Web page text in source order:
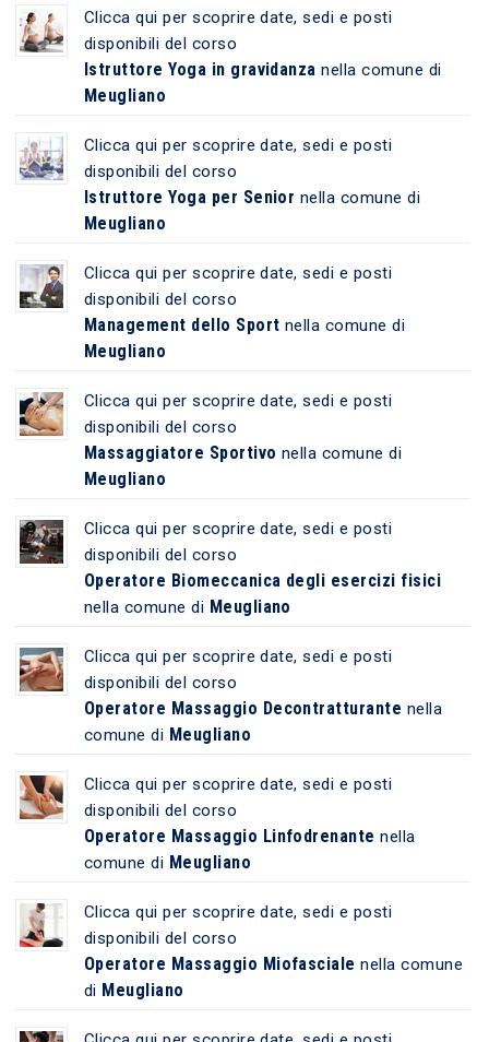
Clicca qui per scoprire date, sedi e posti
disponibili del corso
Istruttore Yoga in gravidanza nella comune di
Meugliano
Clicca qui per scoprire date, sedi e posti
disponibili del corso
Istruttore Yoga per Senior nella comune di
Meugliano
Clicca qui per scoprire date, sedi e posti
disponibili del corso
Management dello Sport nella comune di
Meugliano
Clicca qui per scoprire date, sedi e posti
disponibili del corso
Massaggiatore Sportivo nella comune di
Meugliano
Clicca qui per scoprire date, sedi e posti
disponibili del corso
Operatore Biomeccanica degli esercizi fisici
nella comune di Meugliano
Clicca qui per scoprire date, sedi e posti
disponibili del corso
Operatore Massaggio Decontratturante nella
comune di Meugliano
Clicca qui per scoprire date, sedi e posti
disponibili del corso
Operatore Massaggio Linfodrenante nella
comune di Meugliano
Clicca qui per scoprire date, sedi e posti
disponibili del corso
Operatore Massaggio Miofasciale nella comune
di Meugliano